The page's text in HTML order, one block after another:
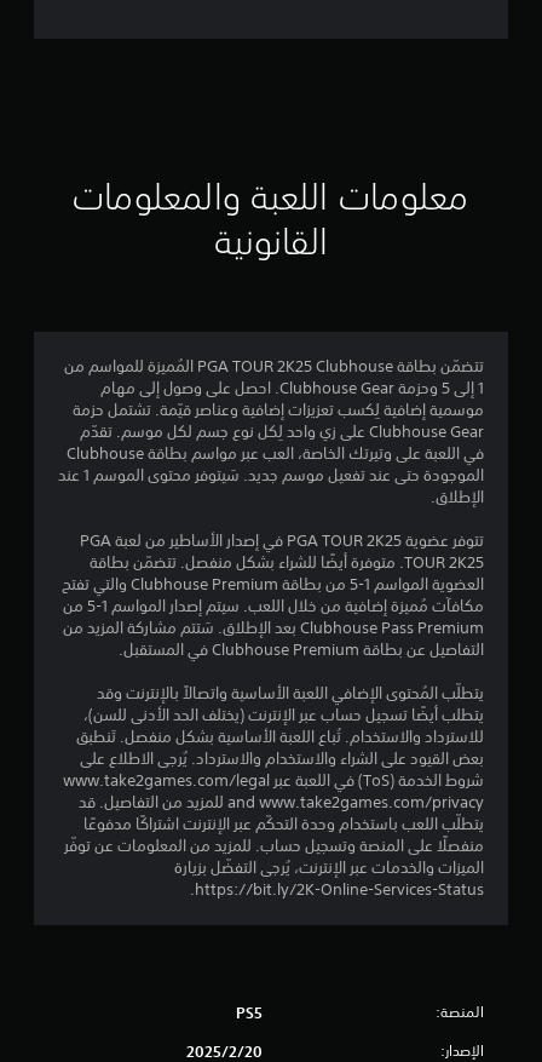
ت
ي
.
9
4
ن
و
م
م
5
ن
ج
و
معلومات اللعبة والمعلومات
القانونية
تتضمّن بطاقة PGA TOUR 2K25 Clubhouse المُميزة للمواسم من
1 إلى 5 وحزمة Clubhouse Gear. احصل على وصول إلى مهام
موسمية إضافية لِكسب تعزيزات إضافية وعناصر قيّمة. تشتمل حزمة
Clubhouse Gear على زي واحد لِكل نوع جسم لكل موسم. تقدّم
في اللعبة على وتيرتك الخاصة، العب عبر مواسم بطاقة Clubhouse
الموجودة حتى عند تفعيل موسم جديد. سَيتوفر محتوى الموسم 1 عند
الإطلاق.
تتوفر عضوية PGA TOUR 2K25 في إصدار الأساطير من لعبة PGA
TOUR 2K25. متوفرة أيضًا للشراء بشكل منفصل. تتضمّن بطاقة
العضوية المواسم 1-5 من بطاقة Clubhouse Premium والتي تفتح
مكافآت مُميزة إضافية من خلال اللعب. سيتم إصدار المواسم 1-5 من
Clubhouse Pass Premium بعد الإطلاق. سَتتم مشاركة المزيد من
التفاصيل عن بطاقة Clubhouse Premium في المستقبل.
يتطلّب المُحتوى الإضافي اللعبة الأساسية واتصالاً بالإنترنت وقد
يتطلب أيضًا تسجيل حساب عبر الإنترنت (يختلف الحد الأدنى للسن)،
للاسترداد والاستخدام. تُباع اللعبة الأساسية بشكل منفصل. تَنطبق
بعض القيود على الشراء والاستخدام والاسترداد. يُرجى الاطلاع على
شروط الخدمة (ToS) في اللعبة عبر www.take2games.com/legal
and www.take2games.com/privacy للمزيد من التفاصيل. قد
يتطلّب اللعب باستخدام وحدة التحكّم عبر الإنترنت اشتراكًا مدفوعًا
منفصلًا على المنصة وتسجيل حساب. للمزيد من المعلومات عن توفّر
الميزات والخدمات عبر الإنترنت، يُرجى التفضّل بزيارة
https://bit.ly/2K-Online-Services-Status.
المنصة: PS5
الإصدار: 20‏/2‏/2025